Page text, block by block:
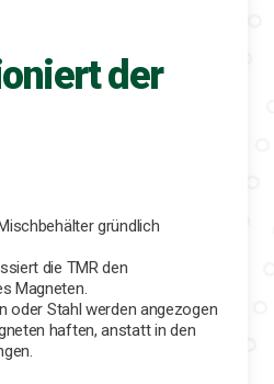
der
gründlich
die TMR den
Magneten.
oder Stahl werden angezogen
haften, anstatt in den